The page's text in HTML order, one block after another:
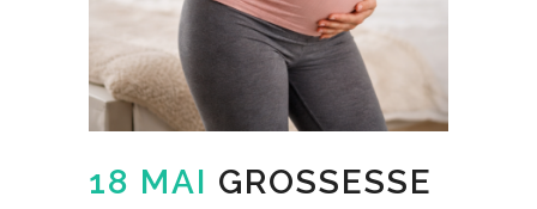
18 MAI GROSSESSE